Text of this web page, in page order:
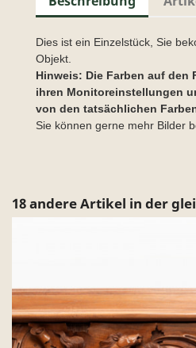
Dies ist ein Einzelstück, Sie
Objekt.
Hinweis: Die Farben auf den
ihren Monitoreinstellungen
von den tatsächlichen
Sie können gerne mehr Bilder
18 andere Artikel in der